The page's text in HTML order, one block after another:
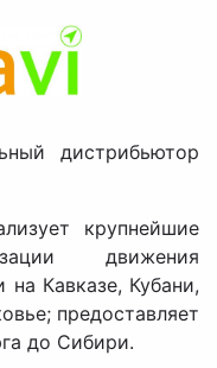
дистрибьютор
крупнейшие
движения
на Кавказе, Кубани,
предоставляет
до Сибири.